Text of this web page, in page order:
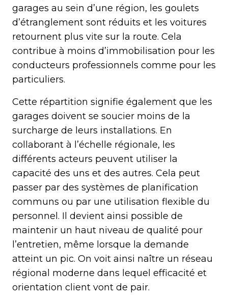
garages au sein d’une région, les goulets
d’étranglement sont réduits et les voitures
retournent plus vite sur la route. Cela
contribue à moins d’immobilisation pour les
conducteurs professionnels comme pour les
particuliers.
Cette répartition signifie également que les
garages doivent se soucier moins de la
surcharge de leurs installations. En
collaborant à l’échelle régionale, les
différents acteurs peuvent utiliser la
capacité des uns et des autres. Cela peut
passer par des systèmes de planification
communs ou par une utilisation flexible du
personnel. Il devient ainsi possible de
maintenir un haut niveau de qualité pour
l’entretien, même lorsque la demande
atteint un pic. On voit ainsi naître un réseau
régional moderne dans lequel efficacité et
orientation client vont de pair.